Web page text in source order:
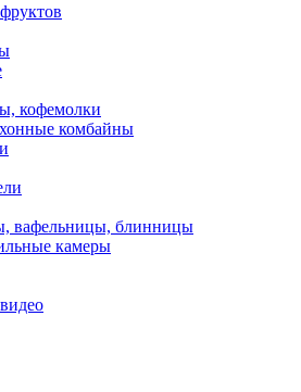
кофемолки
комбайны
вафельницы, блинницы
камеры